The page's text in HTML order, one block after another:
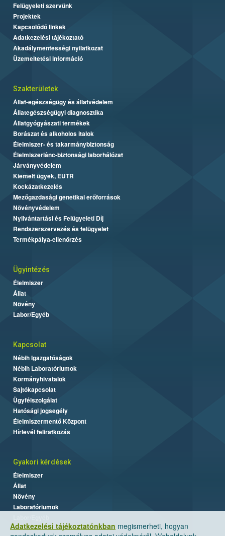
Adatkezelési tájékoztatónkban megismerheti, hogyan
Felügyeleti szervünk
Projektek
Kapcsolódó linkek
Adatkezelési tájékoztató
Akadálymentességi nyilatkozat
Üzemeltetési információ
Szakterületek
Állat-egészségügy és állatvédelem
Állategészségügyi diagnosztika
Állatgyógyászati termékek
Borászat és alkoholos italok
Élelmiszer- és takarmánybiztonság
Élelmiszerlánc-biztonsági laborhálózat
Járványvédelem
Kiemelt ügyek, EUTR
Kockázatkezelés
Mezőgazdasági genetikai erőforrások
Növényvédelem
Nyilvántartási és Felügyeleti Díj
Rendszerszervezés és felügyelet
Termékpálya-ellenőrzés
Ügyintézés
Élelmiszer
Állat
Növény
Labor/Egyéb
Kapcsolat
Nébih Igazgatóságok
Nébih Laboratóriumok
Kormányhivatalok
Sajtókapcsolat
Ügyfélszolgálat
Hatósági jogsegély
Élelmiszermentő Központ
Hírlevél feliratkozás
Gyakori kérdések
Élelmiszer
Állat
Növény
Laboratóriumok